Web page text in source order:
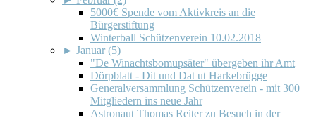
5000€ Spende vom Aktivkreis an die
Bürgerstiftung
Winterball Schützenverein 10.02.2018
► Januar (5)
"De Winachtsbomupsäter" übergeben ihr Amt
Dörpblatt - Dit und Dat ut Harkebrügge
Generalversammlung Schützenverein - mit 300
Mitgliedern ins neue Jahr
Astronaut Thomas Reiter zu Besuch in der